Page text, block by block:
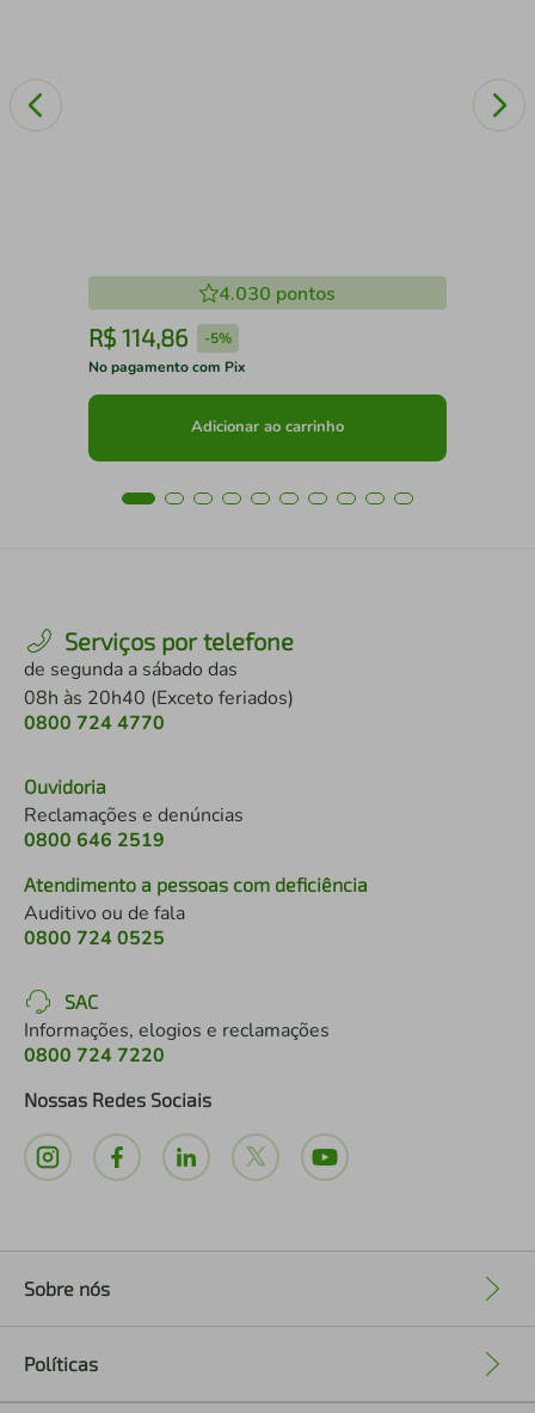
4.030 pontos
R$ 114,86 -5%
No pagamento com Pix
Adicionar ao carrinho
Serviços por telefone
de segunda a sábado das
08h às 20h40 (Exceto feriados)
0800 724 4770
Ouvidoria
Reclamações e denúncias
0800 646 2519
Atendimento a pessoas com deficiência
Auditivo ou de fala
0800 724 0525
SAC
Informações, elogios e reclamações
0800 724 7220
Nossas Redes Sociais
Sobre nós
Políticas